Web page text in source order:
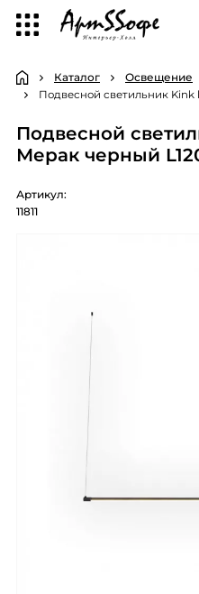
Каталог Освещение
Подвесной светильник
Подвесной
Мерак черный
Артикул:
11811